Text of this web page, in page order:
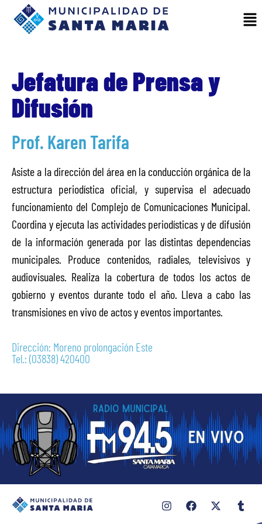
Jefatura de Prensa y
Difusión
Prof. Karen Tarifa
Asiste a la dirección del área en la conducción orgánica de la
estructura periodística oficial, y supervisa el adecuado
funcionamiento del Complejo de Comunicaciones Municipal.
Coordina y ejecuta las actividades periodísticas y de difusión
de la información generada por las distintas dependencias
municipales. Produce contenidos, radiales, televisivos y
audiovisuales. Realiza la cobertura de todos los actos de
gobierno y eventos durante todo el año. Lleva a cabo las
transmisiones en vivo de actos y eventos importantes.
Dirección: Moreno prolongación Este
Tel.: (03838) 420400